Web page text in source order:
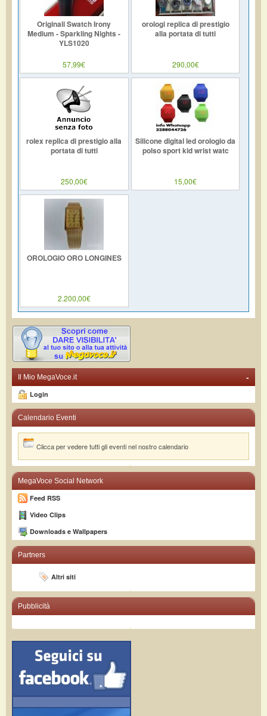
Originali Swatch Irony
Medium - Sparkling Nights -
YLS1020
57,99€
orologi replica di prestigio
alla portata di tutti
290,00€
rolex replica di prestigio alla
portata di tutti
250,00€
Silicone digital led orologio da
polso sport kid wrist watc
15,00€
OROLOGIO ORO LONGINES
2.200,00€
-
Il Mio MegaVoce.it
Login
Calendario Eventi
Clicca per vedere tutti gli eventi nel nostro calendario
MegaVoce Social Network
Feed RSS
Video Clips
Downloads e Wallpapers
Partners
Altri siti
Pubblicità